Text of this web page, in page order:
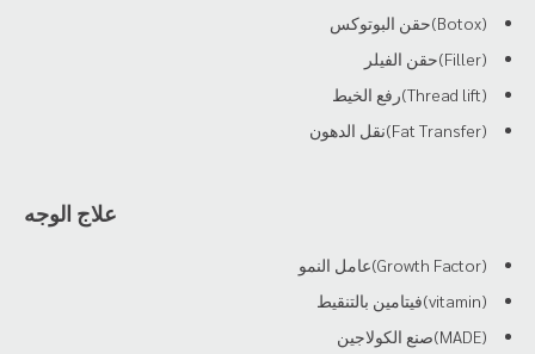
(Botox)حقن البوتوكس
(Filler)حقن الفيلر
(Thread lift)رفع الخيط
(Fat Transfer)نقل الدهون
علاج الوجه
(Growth Factor)عامل النمو
(vitamin)فيتامين بالتنقيط
(MADE)صنع الكولاجين